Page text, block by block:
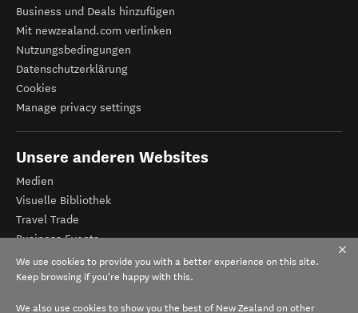
Business und Deals hinzufügen
Mit newzealand.com verlinken
Nutzungsbedingungen
Datenschutzerklärung
Cookies
Manage privacy settings
Unsere anderen Websites
Medien
Visuelle Bibliothek
Travel Trade
Business Events
Tourismus Neuseeland
Veranstalter-Registrierung
We use cookies to provide you with a better experience on this site.
Keep browsing if you're happy with this.
We also use cookies to show you the best of New Zealand on other